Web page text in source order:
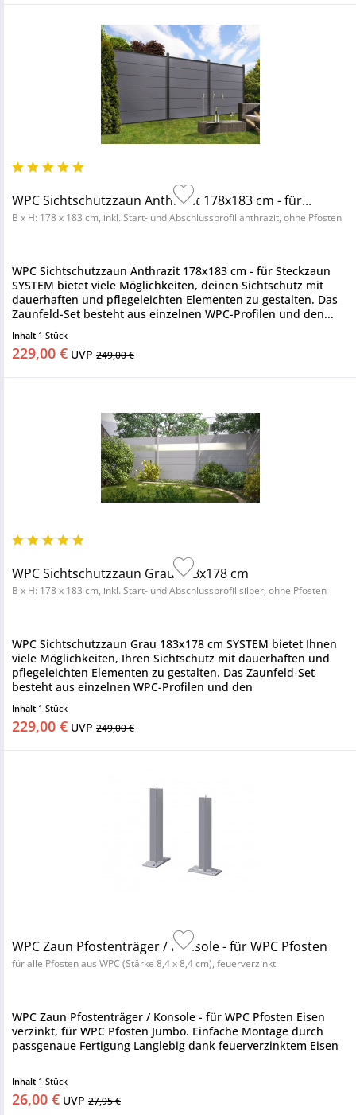
WPC Sichtschutzzaun Anthrazit 178x183 cm - für...
B x H: 178 x 183 cm, inkl. Start- und Abschlussprofil anthrazit, ohne Pfosten
WPC Sichtschutzzaun Anthrazit 178x183 cm - für Steckzaun
SYSTEM bietet viele Möglichkeiten, deinen Sichtschutz mit
dauerhaften und pflegeleichten Elementen zu gestalten. Das
Zaunfeld-Set besteht aus einzelnen WPC-Profilen und den...
Inhalt 1 Stück
229,00 € UVP 249,00 €
WPC Sichtschutzzaun Grau 183x178 cm
B x H: 178 x 183 cm, inkl. Start- und Abschlussprofil silber, ohne Pfosten
WPC Sichtschutzzaun Grau 183x178 cm SYSTEM bietet Ihnen
viele Möglichkeiten, Ihren Sichtschutz mit dauerhaften und
pflegeleichten Elementen zu gestalten. Das Zaunfeld-Set
besteht aus einzelnen WPC-Profilen und den
Inhalt 1 Stück
229,00 € UVP 249,00 €
WPC Zaun Pfostenträger / Konsole - für WPC Pfosten
für alle Pfosten aus WPC (Stärke 8,4 x 8,4 cm), feuerverzinkt
WPC Zaun Pfostenträger / Konsole - für WPC Pfosten Eisen
verzinkt, für WPC Pfosten Jumbo. Einfache Montage durch
passgenaue Fertigung Langlebig dank feuerverzinktem Eisen
Inhalt 1 Stück
26,00 € UVP 27,95 €